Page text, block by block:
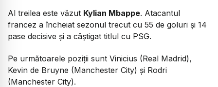
Al treilea este văzut Kylian Mbappe. Atacantul
francez a încheiat sezonul trecut cu 55 de goluri și 14
pase decisive și a câștigat titlul cu PSG.
Pe următoarele poziții sunt Vinicius (Real Madrid),
Kevin de Bruyne (Manchester City) și Rodri
(Manchester City).